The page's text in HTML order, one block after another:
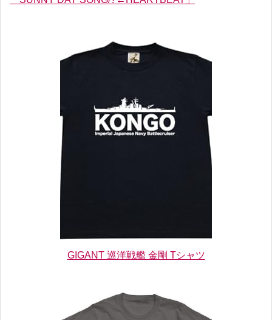
GIGANT 巡洋戦艦 金剛 Tシャツ